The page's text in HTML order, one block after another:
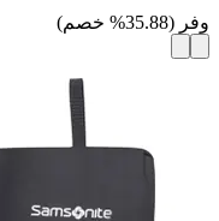
وفر (
35.88
% خصم)